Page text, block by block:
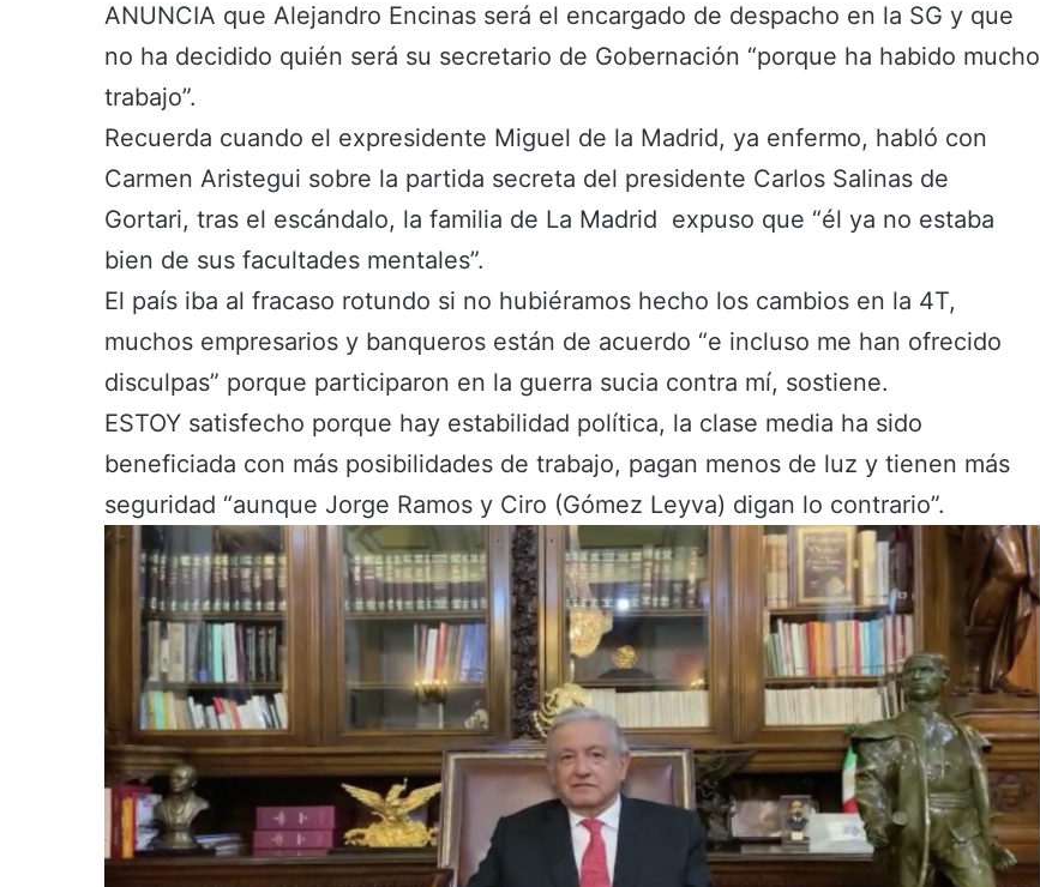
ANUNCIA que Alejandro Encinas será el encargado de despacho en la SG y que
no ha decidido quién será su secretario de Gobernación “porque ha habido mucho
trabajo”.
Recuerda cuando el expresidente Miguel de la Madrid, ya enfermo, habló con
Carmen Aristegui sobre la partida secreta del presidente Carlos Salinas de
Gortari, tras el escándalo, la familia de La Madrid expuso que “él ya no estaba
bien de sus facultades mentales”.
El país iba al fracaso rotundo si no hubiéramos hecho los cambios en la 4T,
muchos empresarios y banqueros están de acuerdo “e incluso me han ofrecido
disculpas” porque participaron en la guerra sucia contra mí, sostiene.
ESTOY satisfecho porque hay estabilidad política, la clase media ha sido
beneficiada con más posibilidades de trabajo, pagan menos de luz y tienen más
seguridad “aunque Jorge Ramos y Ciro (Gómez Leyva) digan lo contrario”.